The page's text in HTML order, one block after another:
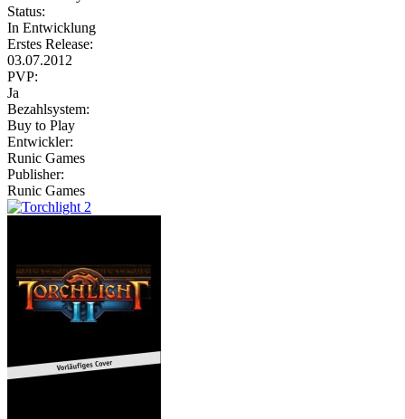
Status:
In Entwicklung
Erstes Release:
03.07.2012
PVP:
Ja
Bezahlsystem:
Buy to Play
Entwickler:
Runic Games
Publisher:
Runic Games